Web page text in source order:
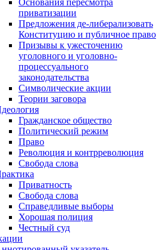
Основания пересмотра
приватизации
Предложения де-либерализовать
Конституцию и публичное право
Призывы к ужесточению
уголовного и уголовно-
процессуального
законодательства
Символические акции
Теории заговора
Гражданское общество
Политический режим
Право
Революция и контрреволюция
Свобода слова
Приватность
Свобода слова
Справедливые выборы
Хорошая полиция
Честный суд